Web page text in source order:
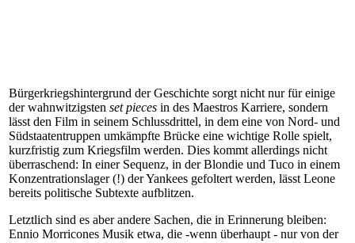
Bürgerkriegshintergrund der Geschichte sorgt nicht nur für einige
der wahnwitzigsten set pieces in des Maestros Karriere, sondern
lässt den Film in seinem Schlussdrittel, in dem eine von Nord- und
Südstaatentruppen umkämpfte Brücke eine wichtige Rolle spielt,
kurzfristig zum Kriegsfilm werden. Dies kommt allerdings nicht
überraschend: In einer Sequenz, in der Blondie und Tuco in einem
Konzentrationslager (!) der Yankees gefoltert werden, lässt Leone
bereits politische Subtexte aufblitzen.
Letztlich sind es aber andere Sachen, die in Erinnerung bleiben:
Ennio Morricones Musik etwa, die -wenn überhaupt - nur von der